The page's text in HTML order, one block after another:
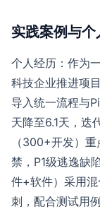
实践案例与个
个人经历：作为
科技企业推进项
导入统一流程与
天降至6.1天，迭
（300+开发）
禁，P1级逃逸缺
件+软件）采用
刺，配合测试用